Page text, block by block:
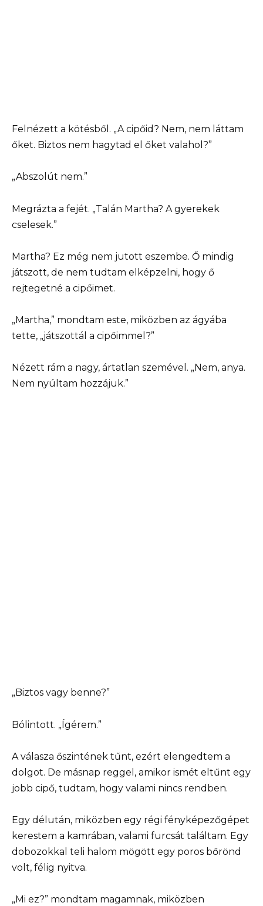
Felnézett a kötésből. „A cipőid? Nem, nem láttam
őket. Biztos nem hagytad el őket valahol?”
„Abszolút nem.”
Megrázta a fejét. „Talán Martha? A gyerekek
cselesek.”
Martha? Ez még nem jutott eszembe. Ő mindig
játszott, de nem tudtam elképzelni, hogy ő
rejtegetné a cipőimet.
„Martha,” mondtam este, miközben az ágyába
tette, „játszottál a cipőimmel?”
Nézett rám a nagy, ártatlan szemével. „Nem, anya.
Nem nyúltam hozzájuk.”
„Biztos vagy benne?”
Bólintott. „Ígérem.”
A válasza őszintének tűnt, ezért elengedtem a
dolgot. De másnap reggel, amikor ismét eltűnt egy
jobb cipő, tudtam, hogy valami nincs rendben.
Egy délután, miközben egy régi fényképezőgépet
kerestem a kamrában, valami furcsát találtam. Egy
dobozokkal teli halom mögött egy poros bőrönd
volt, félig nyitva.
„Mi ez?” mondtam magamnak, miközben